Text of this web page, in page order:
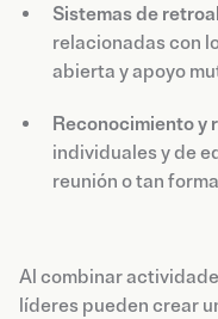
Sistemas de
relacionadas con
abierta y apoyo
Reconocimiento y
individuales y de
reunión o tan
Al combinar
líderes pueden crear